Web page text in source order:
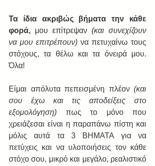
Τα ίδια ακριβώς βήματα την κάθε
φορά, μου επίτρεψαν (και συνεχίζουν
να μου επιτρέπουν) να πετυχαίνω τους
στόχους, τα θέλω και τα όνειρά μου.
Όλα!
Είμαι απόλυτα πεπεισμένη πλέον (και
σου έχω και τις αποδείξεις στο
εξομολόγηση) πως το μόνο που
χρειάζεσαι είναι η παραπάνω πίστη και
μόλις αυτά τα 3 ΒΗΜΑΤΑ για να
πετύχεις και να υλοποιήσεις τον κάθε
στόχο σου, μικρό και μεγάλο, ρεαλιστικό